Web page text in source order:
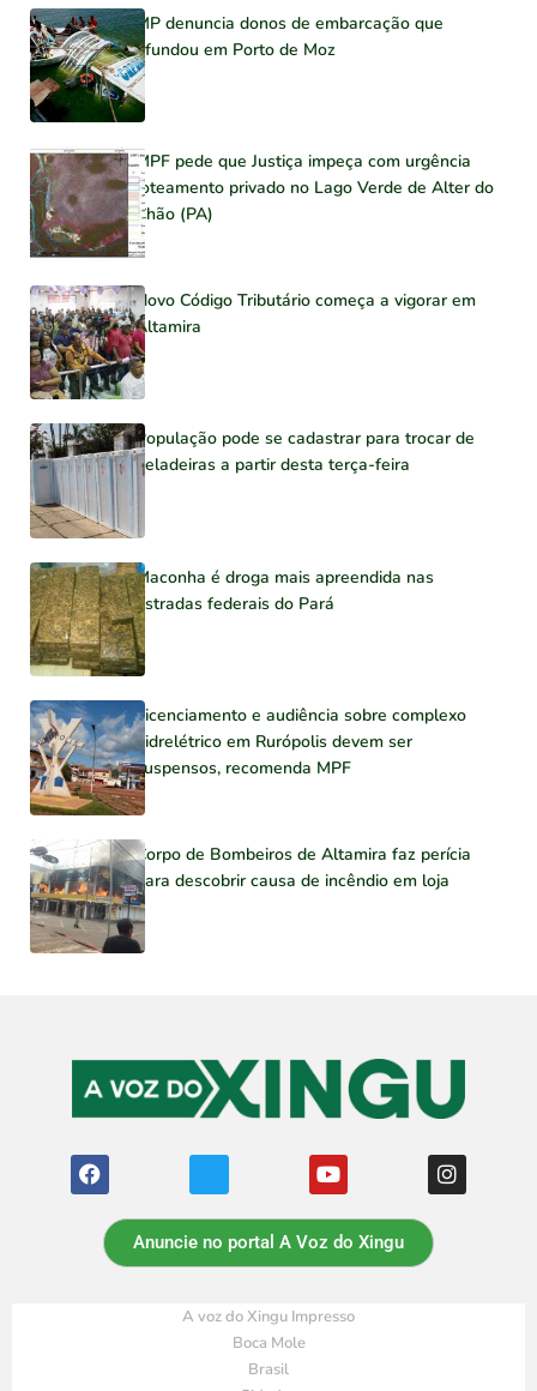
MP denuncia donos de embarcação que
afundou em Porto de Moz
MPF pede que Justiça impeça com urgência
loteamento privado no Lago Verde de Alter do
Chão (PA)
Novo Código Tributário começa a vigorar em
Altamira
População pode se cadastrar para trocar de
geladeiras a partir desta terça-feira
Maconha é droga mais apreendida nas
estradas federais do Pará
Licenciamento e audiência sobre complexo
hidrelétrico em Rurópolis devem ser
suspensos, recomenda MPF
Corpo de Bombeiros de Altamira faz perícia
para descobrir causa de incêndio em loja
Anuncie no portal A Voz do Xingu
A voz do Xingu Impresso
Boca Mole
Brasil